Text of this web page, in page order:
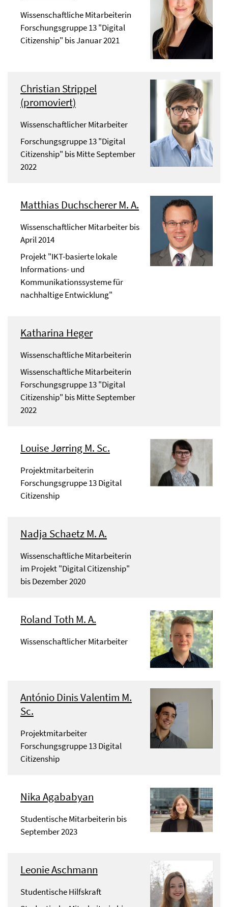
Wissenschaftliche Mitarbeiterin
Forschungsgruppe 13 "Digital
Citizenship" bis Januar 2021
Christian Strippel
(promoviert)
Wissenschaftlicher Mitarbeiter
Forschungsgruppe 13 "Digital
Citizenship" bis Mitte September
2022
Matthias Duchscherer M. A.
Wissenschaftlicher Mitarbeiter bis
April 2014
Projekt "IKT-basierte lokale
Informations- und
Kommunikationssysteme für
nachhaltige Entwicklung"
Katharina Heger
Wissenschaftliche Mitarbeiterin
Wissenschaftliche Mitarbeiterin
Forschungsgruppe 13 "Digital
Citizenship" bis Mitte September
2022
Louise Jørring M. Sc.
Projektmitarbeiterin
Forschungsgruppe 13 Digital
Citizenship
Nadja Schaetz M. A.
Wissenschaftliche Mitarbeiterin
im Projekt "Digital Citizenship"
bis Dezember 2020
Roland Toth M. A.
Wissenschaftlicher Mitarbeiter
António Dinis Valentim M.
Sc.
Projektmitarbeiter
Forschungsgruppe 13 Digital
Citizenship
Nika Agababyan
Studentische Mitarbeiterin bis
September 2023
Leonie Aschmann
Studentische Hilfskraft